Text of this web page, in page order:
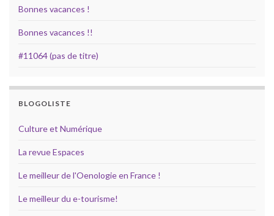
Bonnes vacances !
Bonnes vacances !!
#11064 (pas de titre)
BLOGOLISTE
Culture et Numérique
La revue Espaces
Le meilleur de l'Oenologie en France !
Le meilleur du e-tourisme!